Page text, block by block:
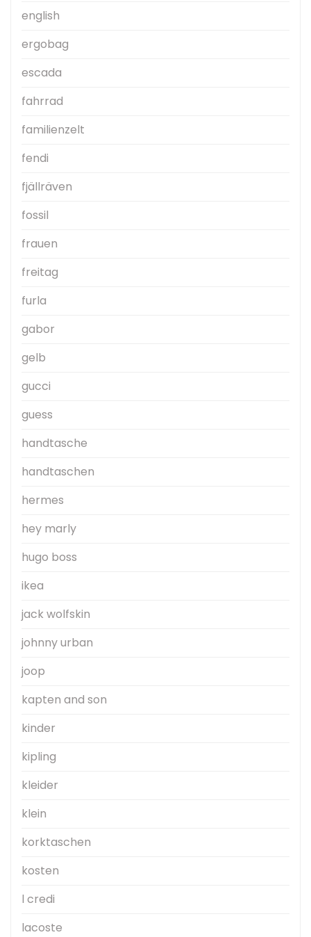
english
ergobag
escada
fahrrad
familienzelt
fendi
fjällräven
fossil
frauen
freitag
furla
gabor
gelb
gucci
guess
handtasche
handtaschen
hermes
hey marly
hugo boss
ikea
jack wolfskin
johnny urban
joop
kapten and son
kinder
kipling
kleider
klein
korktaschen
kosten
l credi
lacoste